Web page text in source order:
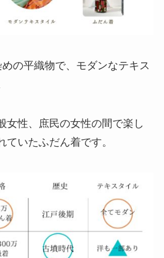
の平織物で、モダンなテキス
女性、庶民の女性の間で楽し
ていたふだん着です。